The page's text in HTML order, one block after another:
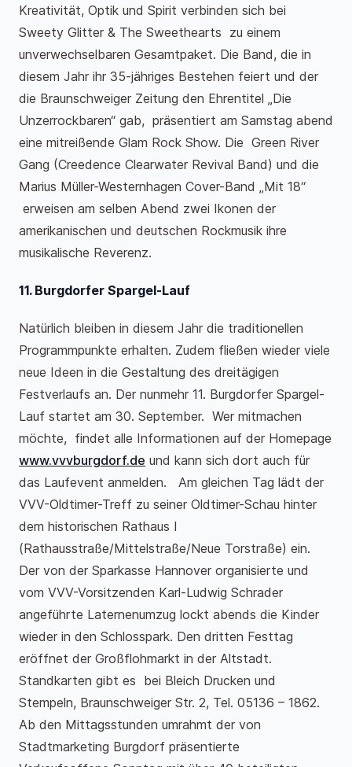
Kreativität, Optik und Spirit verbinden sich bei
Sweety Glitter & The Sweethearts zu einem
unverwechselbaren Gesamtpaket. Die Band, die in
diesem Jahr ihr 35-jähriges Bestehen feiert und der
die Braunschweiger Zeitung den Ehrentitel „Die
Unzerrockbaren“ gab, präsentiert am Samstag abend
eine mitreißende Glam Rock Show. Die Green River
Gang (Creedence Clearwater Revival Band) und die
Marius Müller-Westernhagen Cover-Band „Mit 18“
erweisen am selben Abend zwei Ikonen der
amerikanischen und deutschen Rockmusik ihre
musikalische Reverenz.
11. Burgdorfer Spargel-Lauf
Natürlich bleiben in diesem Jahr die traditionellen
Programmpunkte erhalten. Zudem fließen wieder viele
neue Ideen in die Gestaltung des dreitägigen
Festverlaufs an. Der nunmehr 11. Burgdorfer Spargel-
Lauf startet am 30. September. Wer mitmachen
möchte, findet alle Informationen auf der Homepage
www.vvvburgdorf.de und kann sich dort auch für
das Laufevent anmelden. Am gleichen Tag lädt der
VVV-Oldtimer-Treff zu seiner Oldtimer-Schau hinter
dem historischen Rathaus I
(Rathausstraße/Mittelstraße/Neue Torstraße) ein.
Der von der Sparkasse Hannover organisierte und
vom VVV-Vorsitzenden Karl-Ludwig Schrader
angeführte Laternenumzug lockt abends die Kinder
wieder in den Schlosspark. Den dritten Festtag
eröffnet der Großflohmarkt in der Altstadt.
Standkarten gibt es bei Bleich Drucken und
Stempeln, Braunschweiger Str. 2, Tel. 05136 – 1862.
Ab den Mittagsstunden umrahmt der von
Stadtmarketing Burgdorf präsentierte